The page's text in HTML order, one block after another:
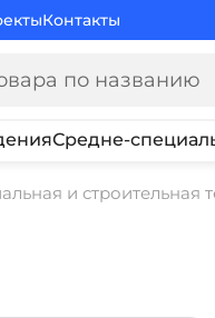
Контакты
Средне-
и строительная